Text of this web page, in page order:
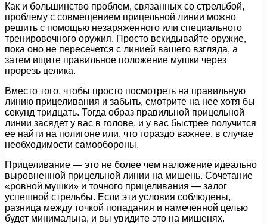
Как и большинство проблем, связанных со стрельбой,
проблему с совмещением прицельной линии можно
решить с помощью незаряженного или специального
тренировочного оружия. Просто вскидывайте оружие,
пока оно не пересечется с линией вашего взгляда, а
затем ищите правильное положение мушки через
прорезь целика.
Вместо того, чтобы просто посмотреть на правильную
линию прицеливания и забыть, смотрите на нее хотя бы
секунд тридцать. Тогда образ правильной прицельной
линии засядет у вас в голове, и у вас быстрее получится
ее найти на полигоне или, что гораздо важнее, в случае
необходимости самообороны.
Прицеливание — это не более чем наложение идеально
выровненной прицельной линии на мишень. Сочетание
«ровной мушки» и точного прицеливания — залог
успешной стрельбы. Если эти условия соблюдены,
разница между точкой попадания и намеченной целью
будет минимальна, и вы увидите это на мишенях.